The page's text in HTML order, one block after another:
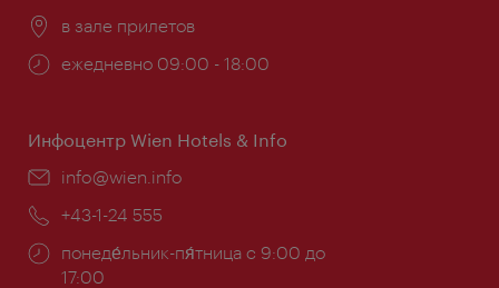
Расположение:
в зале прилетов
Часы
ежедневно 09:00 - 18:00
Инфоцентр Wien Hotels & Info
Эл.
info@wien.info
Телефон:
+43-1-24 555
Часы
работы:
понеде́льник-пя́тница с 9:00 до
17:00